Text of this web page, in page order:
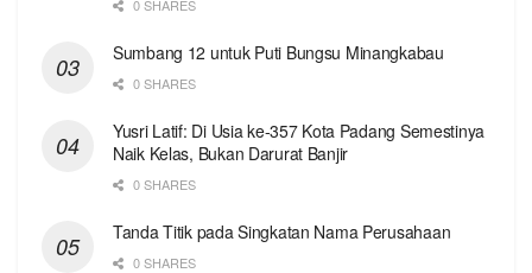
0 SHARES
Sumbang 12 untuk Puti Bungsu Minangkabau
0 SHARES
Yusri Latif: Di Usia ke-357 Kota Padang Semestinya
Naik Kelas, Bukan Darurat Banjir
0 SHARES
Tanda Titik pada Singkatan Nama Perusahaan
0 SHARES